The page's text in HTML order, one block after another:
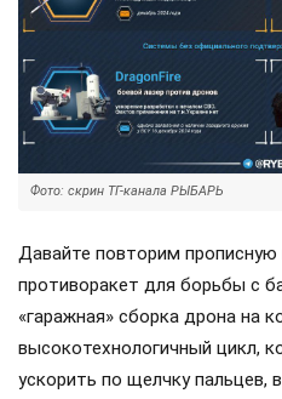
Фото: скрин ТГ-канала РЫБАРЬ
Давайте повторим прописную
противоракет для борьбы с
«гаражная» сборка дрона на
высокотехнологичный цикл,
ускорить по щелчку пальцев,